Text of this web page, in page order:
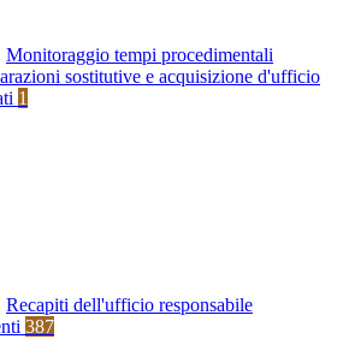
Monitoraggio tempi procedimentali
sostitutive e acquisizione d'ufficio
1
Recapiti dell'ufficio responsabile
387